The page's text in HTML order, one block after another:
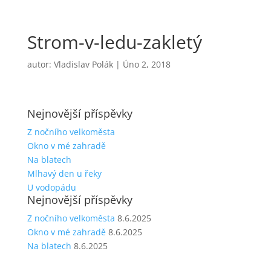
Strom-v-ledu-zakletý
autor: Vladislav Polák| Úno 2, 2018
Nejnovější příspěvky
Z nočního velkoměsta
Okno v mé zahradě
Na blatech
Mlhavý den u řeky
U vodopádu
Nejnovější příspěvky
Z nočního velkoměsta 8.6.2025
Okno v mé zahradě 8.6.2025
Na blatech 8.6.2025